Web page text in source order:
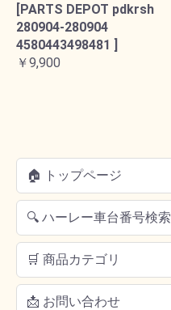
[PARTS DEPOT pdkrsh
280904-280904
4580443498481 ]
￥9,900
🏠 トップページ
🔍 ハーレー車台番号検索
🛒 商品カテゴリ
📩 お問い合わせ